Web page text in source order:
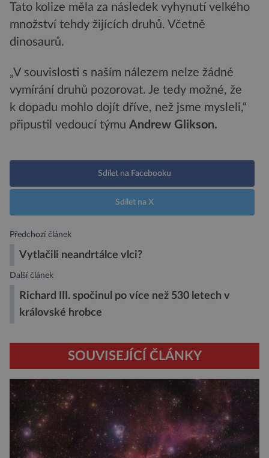
Tato kolize měla za následek vyhynutí velkého
množství tehdy žijících druhů. Včetně
dinosaurů.
„V souvislosti s naším nálezem nelze žádné
vymírání druhů pozorovat. Je tedy možné, že
k dopadu mohlo dojít dříve, než jsme mysleli,“
připustil vedoucí týmu Andrew Glikson.
Sdílet na Facebooku
Sdílet na X
Předchozí článek
Vytlačili neandrtálce vlci?
Další článek
Richard III. spočinul po více než 530 letech v
královské hrobce
SOUVISEJÍCÍ ČLÁNKY